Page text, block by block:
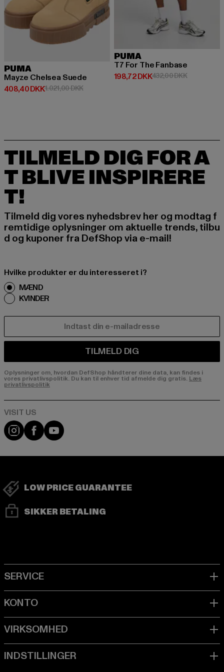
PUMA
Mayze Chelsea Suede
408,40 DKK
Nuværende pris: 408,40 DKK
1.021,00 DKKKampagnepris: 1.021,00 DKK
PUMA
T7 For The Fanbase
198,72 DKK
Nuværende pris: 198,72 DKK
432,00 DKK
TILMELD DIG FOR A
T BLIVE INSPIRERE
T!
Tilmeld dig vores nyhedsbrev her og modtag f
remtidige oplysninger om aktuelle trends, tilbu
d og kuponer fra DefShop via e-mail!
Hvilke produkter er du interesseret i?
MÆND
KVINDER
TILMELD DIG
Oplysninger om, hvordan DefShop håndterer dine data, kan findes i
vores privatlivspolitik. Du kan til enhver tid afmelde dig gratis. Læs
privatlivspolitik
Visit our Instagram page:
Visit our Facebook page:
Visit our YouTube channel:
LOW PRICE GUARANTEE
SIKKER BETALING